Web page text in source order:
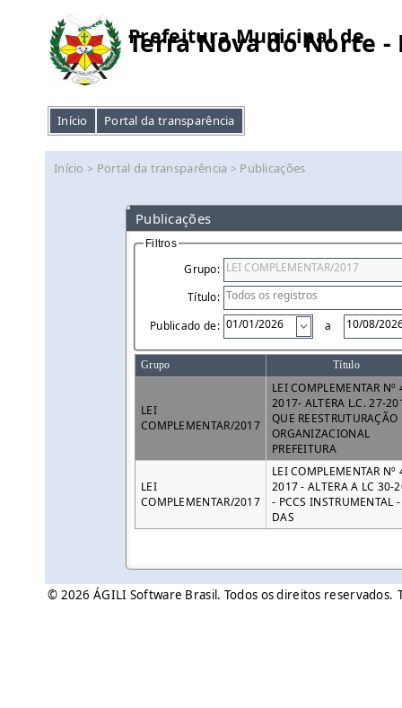
Prefeitura Municipal de
Terra Nova do Norte -
Início Portal da transparência
Início > Portal da transparência > Publicações
Publicações
Filtros
Grupo:
Título:
Publicado de:
a
Grupo Título
LEI
COMPLEMENTAR/2017
LEI COMPLEMENTAR Nº
2017- ALTERA L.C. 27-
QUE REESTRUTURAÇÃO
ORGANIZACIONAL
PREFEITURA
LEI
COMPLEMENTAR/2017
LEI COMPLEMENTAR Nº
2017 - ALTERA A LC 30-
- PCCS INSTRUMENTAL -
DAS
© 2026 ÁGILI Software Brasil. Todos os direitos reservados.